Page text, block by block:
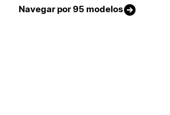
Navegar por 95 modelos